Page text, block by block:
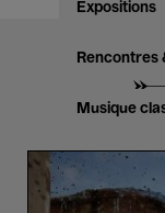
Expositions
Rencontres
Musique
Musique
Lost
Spaces